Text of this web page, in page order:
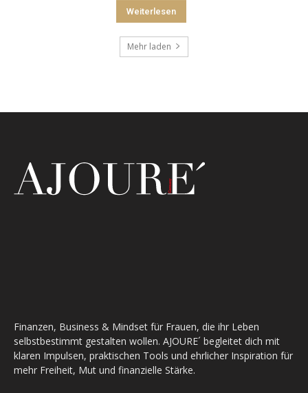
Weiterlesen
Mehr laden
Finanzen, Business & Mindset für Frauen, die ihr Leben
selbstbestimmt gestalten wollen. AJOURE´ begleitet dich mit
klaren Impulsen, praktischen Tools und ehrlicher Inspiration für
mehr Freiheit, Mut und finanzielle Stärke.